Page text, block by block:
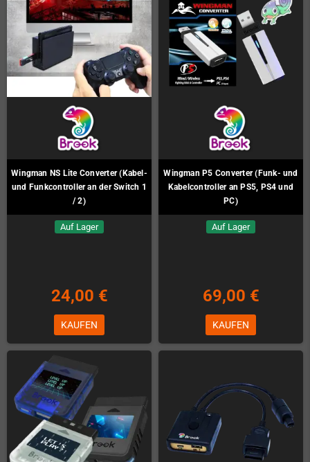
Wingman NS Lite Converter (Kabel-
und Funkcontroller an der Switch 1
/ 2)
Auf Lager
24,00 €
KAUFEN
Wingman P5 Converter (Funk- und
Kabelcontroller an PS5, PS4 und
PC)
Auf Lager
69,00 €
KAUFEN